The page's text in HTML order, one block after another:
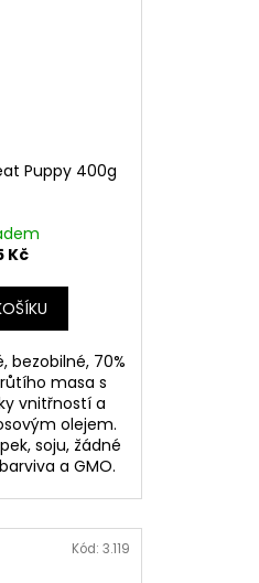
Puppy 400g
Kč
bezobilné, 70%
masa s
vnitřností a
olejem.
soju, žádné
a GMO.
Kód: 3.119